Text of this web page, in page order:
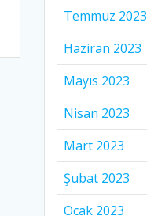
Temmuz 2023
Haziran 2023
Mayıs 2023
Nisan 2023
Mart 2023
Şubat 2023
Ocak 2023